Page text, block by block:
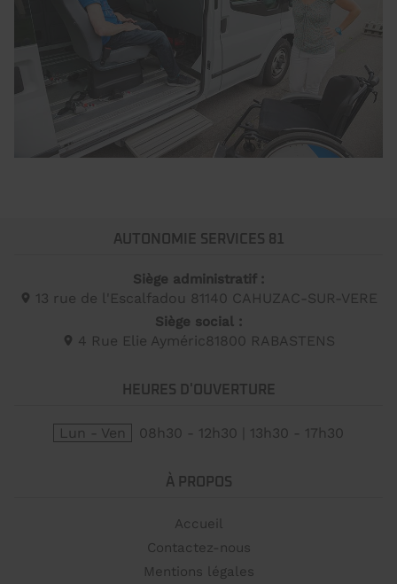
AUTONOMIE SERVICES 81
Siège administratif :
13 rue de l'Escalfadou 81140 CAHUZAC-SUR-VERE
Siège social :
4 Rue Elie Ayméric 81800 RABASTENS
HEURES D'OUVERTURE
Lun - Ven 08h30 - 12h30 | 13h30 - 17h30
À PROPOS
Accueil
Contactez-nous
Mentions légales